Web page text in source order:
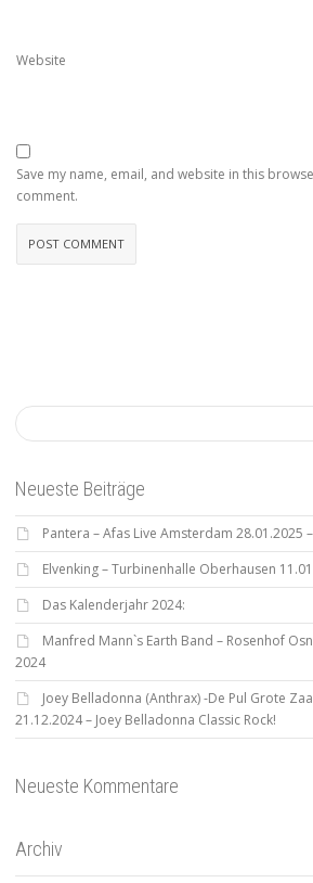
Website
Save my name, email, and website in this
comment.
Neueste Beiträge
Pantera – Afas Live Amsterdam 28.01.2025
Elvenking – Turbinenhalle Oberhausen
Das Kalenderjahr 2024:
Manfred Mann`s Earth Band – Rosenhof
2024
Joey Belladonna (Anthrax) -De Pul Grote
21.12.2024 – Joey Belladonna Classic Rock!
Neueste Kommentare
Archiv